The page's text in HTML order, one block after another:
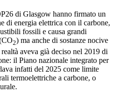
di Glasgow hanno firmato un
di energia elettrica con il carbone,
fossili e causa grandi
2) ma anche di sostanze nocive
aveva già deciso nel 2019 di
il Piano nazionale integrato per
infatti del 2025 come limite
termoelettriche a carbone, o